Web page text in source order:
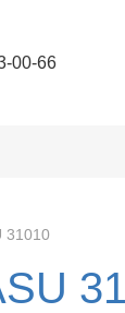
00-66
31010